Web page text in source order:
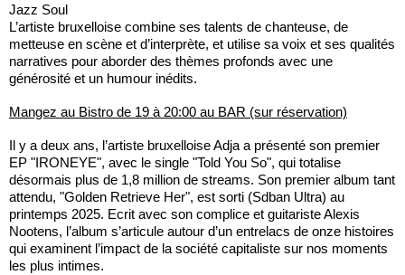
Jazz Soul
L’artiste bruxelloise combine ses talents de chanteuse, de
metteuse en scène et d’interprète, et utilise sa voix et ses qualités
narratives pour aborder des thèmes profonds avec une
générosité et un humour inédits.
Mangez au Bistro de 19 à 20:00 au BAR (sur réservation)
Il y a deux ans, l’artiste bruxelloise Adja a présenté son premier
EP "IRONEYE", avec le single "Told You So", qui totalise
désormais plus de 1,8 million de streams. Son premier album tant
attendu, "Golden Retrieve Her", est sorti (Sdban Ultra) au
printemps 2025. Ecrit avec son complice et guitariste Alexis
Nootens, l’album s’articule autour d’un entrelacs de onze histoires
qui examinent l’impact de la société capitaliste sur nos moments
les plus intimes.